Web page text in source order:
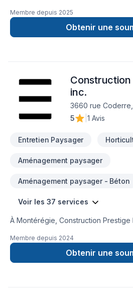
Membre depuis 2025
Obtenir une
Construction
inc.
3660 rue
5
1 Avis
Entretien Paysager
Aménagement paysager
Aménagement paysager - Béton
Voir les 37 services
À Montérégie, Construction Prestige
unique dans le domaine de
et haies, Balcon, Balcon de bois,
Émondage, Entretien paysager,
Membre depuis 2024
Obtenir une